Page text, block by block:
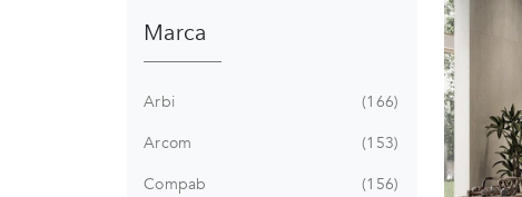
Marca
Arbi
166
Arcom
153
Compab
156